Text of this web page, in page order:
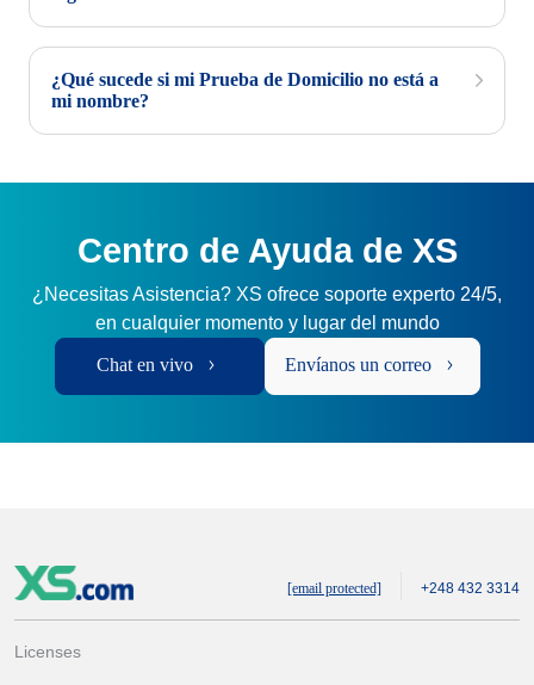
¿Qué sucede si mi Prueba de Domicilio no está a
mi nombre?
Centro de Ayuda de XS
¿Necesitas Asistencia? XS ofrece soporte experto 24/5,
en cualquier momento y lugar del mundo
Chat en vivo Envíanos un correo
[email protected] +248 432 3314
Licenses